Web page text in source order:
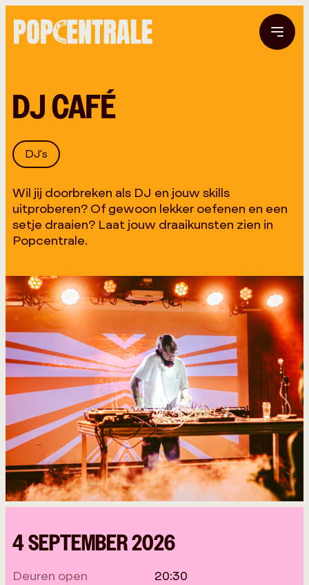
DJ CAFÉ
DJ's
Wil jij doorbreken als DJ en jouw skills
uitproberen? Of gewoon lekker oefenen en een
setje draaien? Laat jouw draaikunsten zien in
Popcentrale.
4 SEPTEMBER 2026
Deuren open 20:30